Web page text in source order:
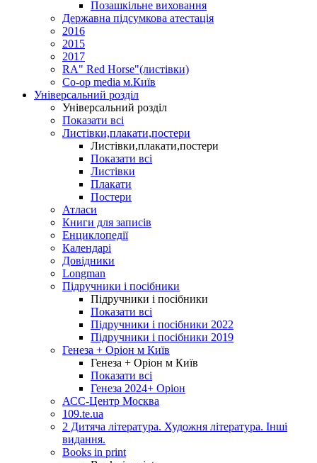
Позашкільне виховання
Державна підсумкова атестація
2016
2015
2017
RA" Red Horse"(листівки)
Co-op media м.Київ
Універсальний розділ
Універсальний розділ
Показати всі
Листівки,плакати,постери
Листівки,плакати,постери
Показати всі
Листівки
Плакати
Постери
Атласи
Книги для записів
Енциклопедії
Календарі
Довідники
Longman
Підручники і посібники
Підручники і посібники
Показати всі
Підручники і посібники 2022
Підручники і посібники 2019
Генеза + Оріон м Київ
Генеза + Оріон м Київ
Показати всі
Генеза 2024+ Оріон
АСС-Центр Москва
109.te.ua
2 Дитяча література. Художня література. Інші
видання.
Books in print